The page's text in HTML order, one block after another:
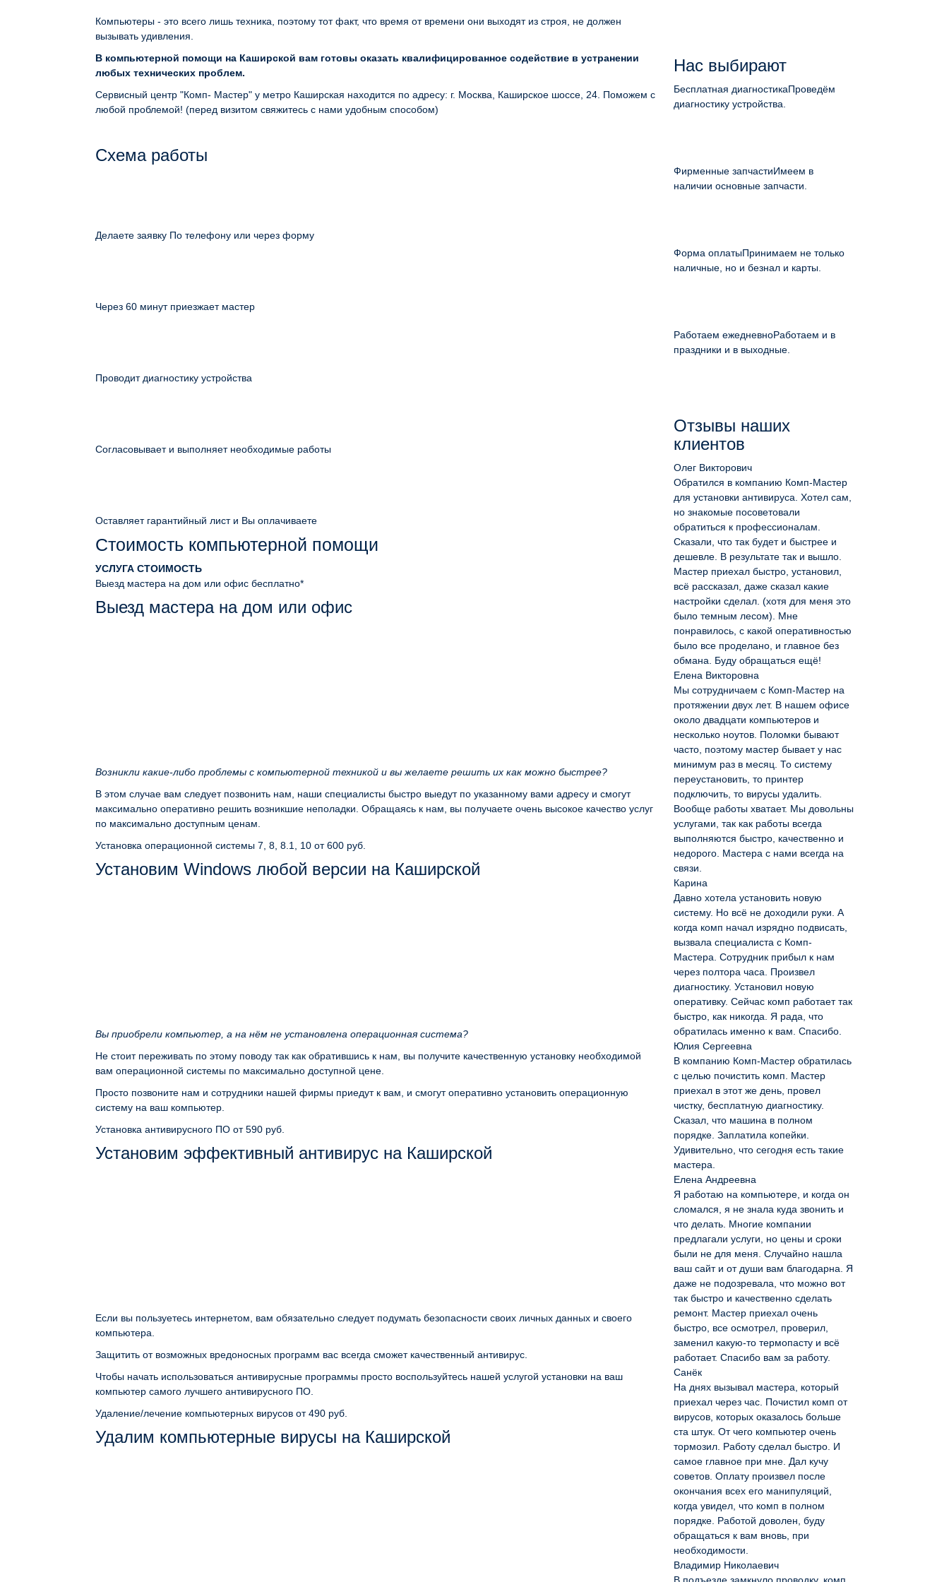
Компьютеры - это всего лишь техника, поэтому тот факт, что время от времени они выходят из строя, не должен
вызывать удивления.
В компьютерной помощи на Каширской вам готовы оказать квалифицированное содействие в устранении
любых технических проблем.
Сервисный центр "Комп- Мастер" у метро Каширская находится по адресу: г. Москва, Каширское шоссе, 24. Поможем с
любой проблемой! (перед визитом свяжитесь с нами удобным способом)
Схема работы
Делаете заявку По телефону или через форму
Через 60 минут приезжает мастер
Проводит диагностику устройства
Согласовывает и выполняет необходимые работы
Оставляет гарантийный лист и Вы оплачиваете
Стоимость компьютерной помощи
УСЛУГА СТОИМОСТЬ
Выезд мастера на дом или офис бесплатно*
Выезд мастера на дом или офис
Возникли какие-либо проблемы с компьютерной техникой и вы желаете решить их как можно быстрее?
В этом случае вам следует позвонить нам, наши специалисты быстро выедут по указанному вами адресу и смогут
максимально оперативно решить возникшие неполадки. Обращаясь к нам, вы получаете очень высокое качество услуг
по максимально доступным ценам.
Установка операционной системы 7, 8, 8.1, 10 от 600 руб.
Установим Windows любой версии на Каширской
Вы приобрели компьютер, а на нём не установлена операционная система?
Не стоит переживать по этому поводу так как обратившись к нам, вы получите качественную установку необходимой
вам операционной системы по максимально доступной цене.
Просто позвоните нам и сотрудники нашей фирмы приедут к вам, и смогут оперативно установить операционную
систему на ваш компьютер.
Установка антивирусного ПО от 590 руб.
Установим эффективный антивирус на Каширской
Если вы пользуетесь интернетом, вам обязательно следует подумать безопасности своих личных данных и своего
компьютера.
Защитить от возможных вредоносных программ вас всегда сможет качественный антивирус.
Чтобы начать использоваться антивирусные программы просто воспользуйтесь нашей услугой установки на ваш
компьютер самого лучшего антивирусного ПО.
Удаление/лечение компьютерных вирусов от 490 руб.
Удалим компьютерные вирусы на Каширской
Нас выбирают
Бесплатная диагностикаПроведём
диагностику устройства.
Фирменные запчастиИмеем в
наличии основные запчасти.
Форма оплатыПринимаем не только
наличные, но и безнал и карты.
Работаем ежедневноРаботаем и в
праздники и в выходные.
Отзывы наших
клиентов
Олег Викторович
Обратился в компанию Комп-Мастер
для установки антивируса. Хотел сам,
но знакомые посоветовали
обратиться к профессионалам.
Сказали, что так будет и быстрее и
дешевле. В результате так и вышло.
Мастер приехал быстро, установил,
всё рассказал, даже сказал какие
настройки сделал. (хотя для меня это
было темным лесом). Мне
понравилось, с какой оперативностью
было все проделано, и главное без
обмана. Буду обращаться ещё!
Елена Викторовна
Мы сотрудничаем с Комп-Мастер на
протяжении двух лет. В нашем офисе
около двадцати компьютеров и
несколько ноутов. Поломки бывают
часто, поэтому мастер бывает у нас
минимум раз в месяц. То систему
переустановить, то принтер
подключить, то вирусы удалить.
Вообще работы хватает. Мы довольны
услугами, так как работы всегда
выполняются быстро, качественно и
недорого. Мастера с нами всегда на
связи.
Карина
Давно хотела установить новую
систему. Но всё не доходили руки. А
когда комп начал изрядно подвисать,
вызвала специалиста с Комп-
Мастера. Сотрудник прибыл к нам
через полтора часа. Произвел
диагностику. Установил новую
оперативку. Сейчас комп работает так
быстро, как никогда. Я рада, что
обратилась именно к вам. Спасибо.
Юлия Сергеевна
В компанию Комп-Мастер обратилась
с целью почистить комп. Мастер
приехал в этот же день, провел
чистку, бесплатную диагностику.
Сказал, что машина в полном
порядке. Заплатила копейки.
Удивительно, что сегодня есть такие
мастера.
Елена Андреевна
Я работаю на компьютере, и когда он
сломался, я не знала куда звонить и
что делать. Многие компании
предлагали услуги, но цены и сроки
были не для меня. Случайно нашла
ваш сайт и от души вам благодарна. Я
даже не подозревала, что можно вот
так быстро и качественно сделать
ремонт. Мастер приехал очень
быстро, все осмотрел, проверил,
заменил какую-то термопасту и всё
работает. Спасибо вам за работу.
Санёк
На днях вызывал мастера, который
приехал через час. Почистил комп от
вирусов, которых оказалось больше
ста штук. От чего компьютер очень
тормозил. Работу сделал быстро. И
самое главное при мне. Дал кучу
советов. Оплату произвел после
окончания всех его манипуляций,
когда увидел, что комп в полном
порядке. Работой доволен, буду
обращаться к вам вновь, при
необходимости.
Владимир Николаевич